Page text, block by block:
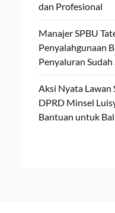
dan Profesional
Manajer SPBU
Penyalahgunaan
Penyaluran
Aksi Nyata
DPRD Minsel
Bantuan untuk